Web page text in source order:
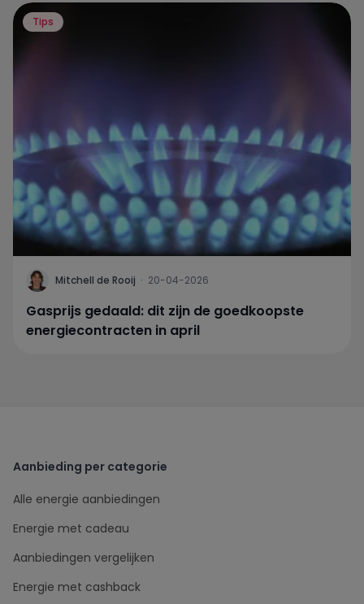
Tips
Mitchell de Rooij · 20-04-2026
Gasprijs gedaald: dit zijn de goedkoopste
energiecontracten in april
Aanbieding per categorie
Alle energie aanbiedingen
Energie met cadeau
Aanbiedingen vergelijken
Energie met cashback